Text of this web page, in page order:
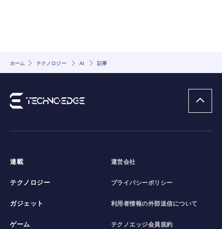
ホーム テクノロジー AI 記事
連載
テクノロジー
ガジェット
ゲーム
運営会社
プライバシーポリシー
利用者情報の外部送信について
テクノエッジ会員規約